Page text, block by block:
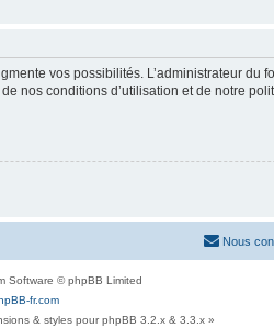
vos possibilités. L’administrateur du
nos conditions d’utilisation et de notre
Nous
Software © phpBB Limited
fr.com
& styles pour phpBB 3.2.x & 3.3.x »